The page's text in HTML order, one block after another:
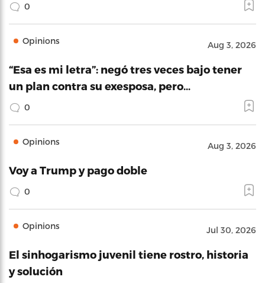
0
Opinions Aug 3, 2026
“Esa es mi letra”: negó tres veces bajo tener
un plan contra su exesposa, pero…
0
Opinions Aug 3, 2026
Voy a Trump y pago doble
0
Opinions Jul 30, 2026
El sinhogarismo juvenil tiene rostro, historia
y solución